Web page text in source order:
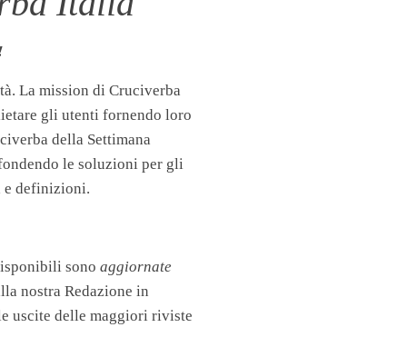
La mission di Cruciverba
gli utenti fornendo loro
della Settimana
le soluzioni per gli
e definizioni.
sono aggiornate
nostra Redazione in
uscite delle maggiori riviste